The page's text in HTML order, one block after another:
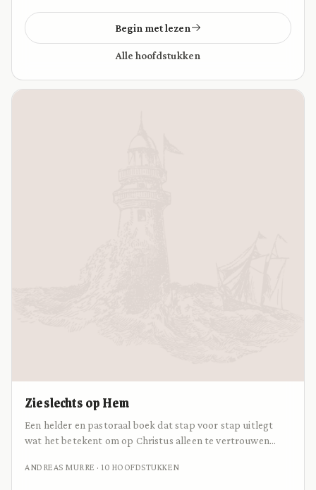
Begin met lezen
Alle hoofdstukken
Zie slechts op Hem
Een helder en pastoraal boek dat stap voor stap uitlegt
wat het betekent om op Christus alleen te vertrouwen
ANDREAS MURRE · 10 HOOFDSTUKKEN